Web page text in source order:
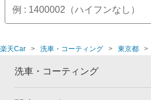
楽天Car 洗車・コーティング 東京都
洗車・コーティング